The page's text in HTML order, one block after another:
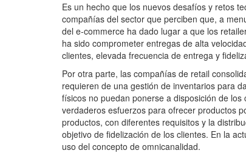
Es un hecho que los nuevos desafíos y retos
compañías del sector que perciben que, a
del e-commerce ha dado lugar a que los
ha sido comprometer entregas de alta
clientes, elevada frecuencia de entrega y
Por otra parte, las compañías de retail
requieren de una gestión de inventarios para
físicos no puedan ponerse a disposición de
verdaderos esfuerzos para ofrecer productos
productos, con diferentes requisitos y la
objetivo de fidelización de los clientes. En la
uso del concepto de omnicanalidad.